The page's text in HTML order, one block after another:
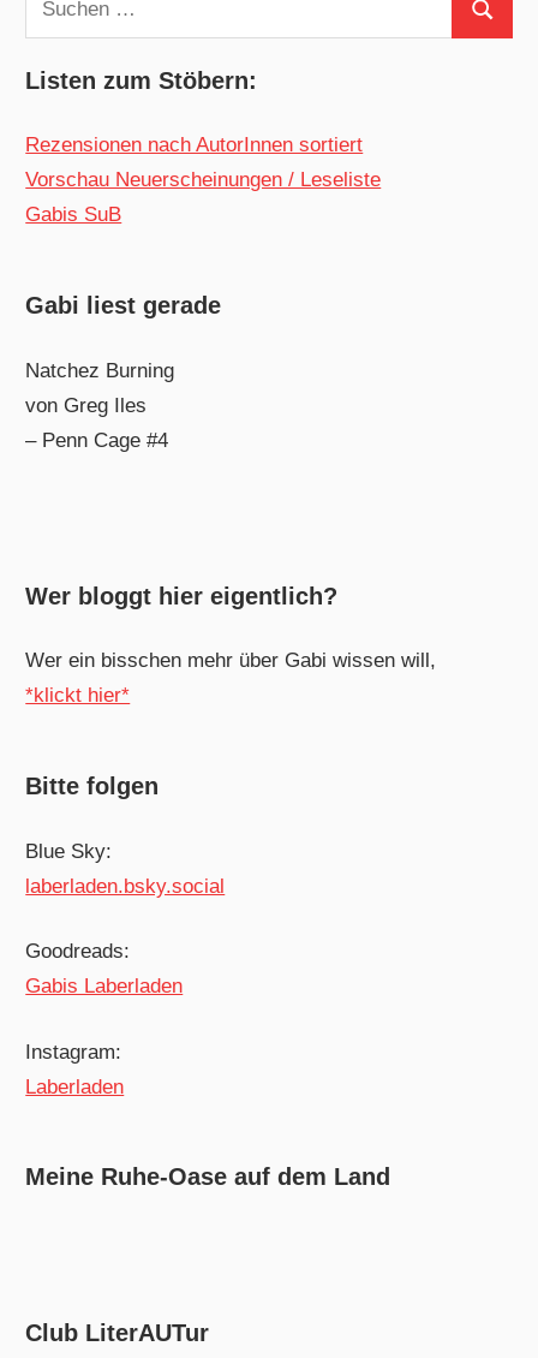
nach:
Suchen
Listen zum Stöbern:
Rezensionen nach AutorInnen sortiert
Vorschau Neuerscheinungen / Leseliste
Gabis SuB
Gabi liest gerade
Natchez Burning
von Greg Iles
– Penn Cage #4
Wer bloggt hier eigentlich?
Wer ein bisschen mehr über Gabi wissen will,
*klickt hier*
Bitte folgen
Blue Sky:
laberladen.bsky.social
Goodreads:
Gabis Laberladen
Instagram:
Laberladen
Meine Ruhe-Oase auf dem Land
Club LiterAUTur